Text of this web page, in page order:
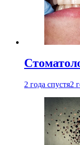
2 года спустя2